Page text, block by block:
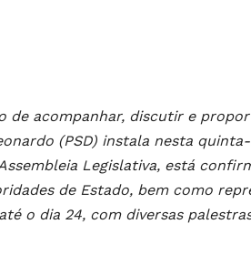
de acompanhar, discutir e
(PSD) instala nesta
Legislativa, está
de Estado, bem como
o dia 24, com diversas